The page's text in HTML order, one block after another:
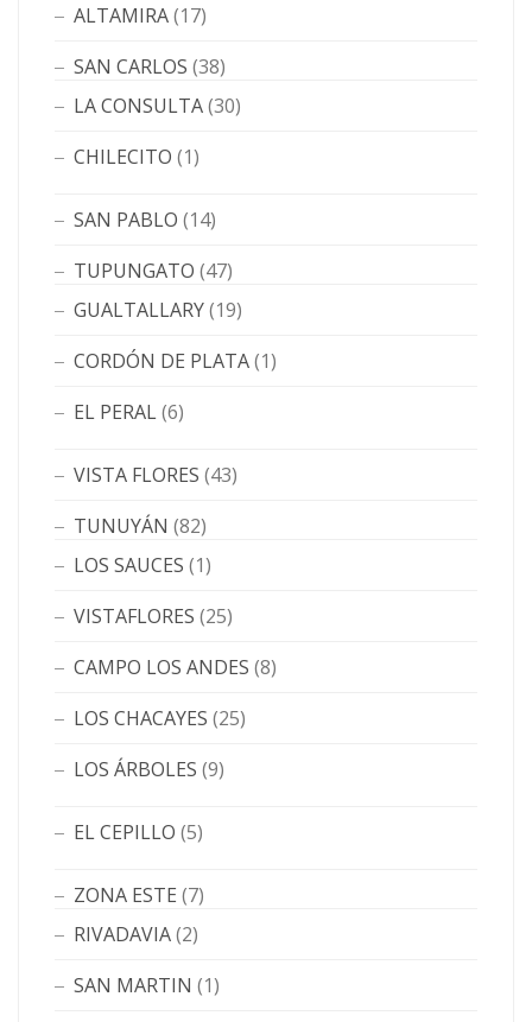
ALTAMIRA(17)
SAN CARLOS (38)
LA CONSULTA(30)
CHILECITO (1)
SAN PABLO (14)
TUPUNGATO (47)
GUALTALLARY(19)
CORDÓN DE PLATA(1)
EL PERAL(6)
VISTA FLORES (43)
TUNUYÁN (82)
LOS SAUCES (1)
VISTAFLORES (25)
CAMPO LOS ANDES (8)
LOS CHACAYES (25)
LOS ÁRBOLES (9)
EL CEPILLO (5)
ZONA ESTE (7)
RIVADAVIA(2)
SAN MARTIN (1)